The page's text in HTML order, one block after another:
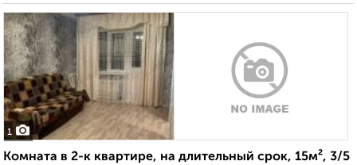
1
Комната в 2-к квартире, на длительный срок, 15м², 3/5